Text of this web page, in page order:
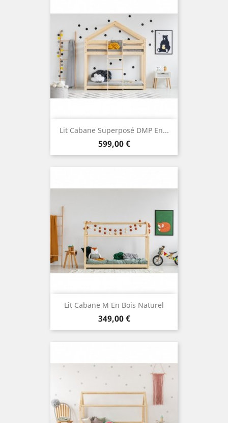
Lit Cabane Superposé DMP En...
Prix
599,00 €
Lit Cabane M En Bois Naturel
Prix
349,00 €